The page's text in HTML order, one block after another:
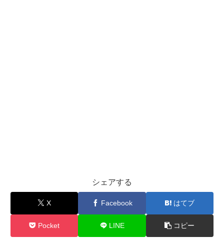
シェアする
X Facebook はてブ
Pocket LINE コピー